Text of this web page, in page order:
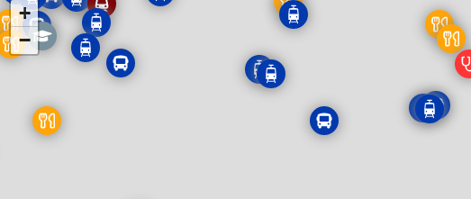
+
−